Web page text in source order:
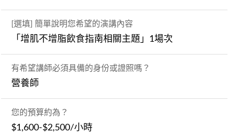
[選填] 簡單說明您希望的演講內容
「增肌不增脂飲食指南相關主題」1場次
有希望講師必須具備的身份或證照嗎？
營養師
您的預算約為？
$1,600-$2,500/小時